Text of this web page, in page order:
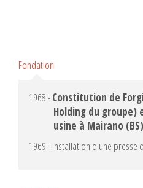
Fondation
1968 -Constitution de
Holding du
usine à Mairano (BS)
1969 - Installation d'une presse